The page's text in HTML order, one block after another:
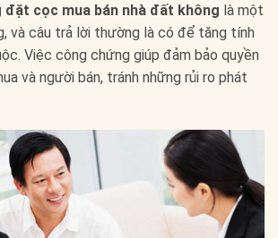
đặt cọc mua bán nhà đất không là một
và câu trả lời thường là có để tăng tính
Việc công chứng giúp đảm bảo quyền
và người bán, tránh những rủi ro phát